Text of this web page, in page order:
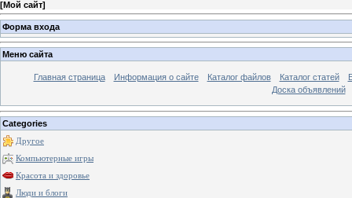
[Мой сайт]
Форма входа
Меню сайта
Главная страница Информация о сайте Каталог файлов Каталог статей
Доска объявлений
Categories
Другое
Компьютерные игры
Красота и здоровье
Люди и блоги